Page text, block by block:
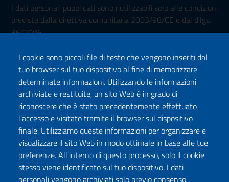
I dati personali pubblicati sono riutilizzabili solo alle condizioni
previste dalla direttiva comunitaria 2003/98/CE e dal d.lgs.
36/2006
Seguici su:
FacebookTwitter InstagramYoutubeTikTok Podcast
ISCRIVITI ALLA NEWSLETTER
I cookie sono piccoli file di testo che vengono inseriti dal
tuo browser sul tuo dispositivo al fine di memorizzare
determinate informazioni. Utilizzando le informazioni
archiviate e restituite, un sito Web è in grado di
riconoscere che è stato precedentemente effettuato
l'accesso e visitato tramite il browser sul dispositivo
finale. Utilizziamo queste informazioni per organizzare e
visualizzare il sito Web in modo ottimale in base alle tue
preferenze. All'interno di questo processo, solo il cookie
stesso viene identificato sul tuo dispositivo. I dati
personali vengono archiviati solo previo consenso